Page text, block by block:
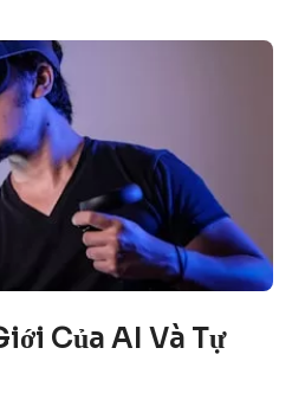
Của AI Và Tự